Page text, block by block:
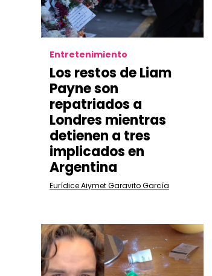
Entretenimiento
Los restos de Liam
Payne son
repatriados a
Londres mientras
detienen a tres
implicados en
Argentina
Eurídice Aiymet Garavito García